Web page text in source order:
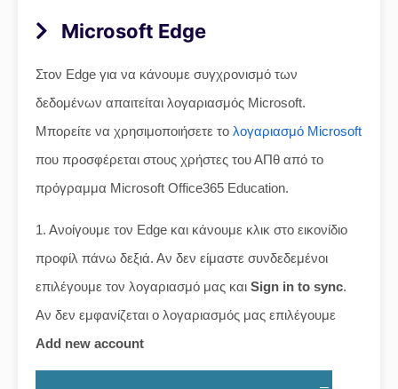
Microsoft Edge
Στον Edge για να κάνουμε συγχρονισμό των
δεδομένων απαιτείται λογαριασμός Microsoft.
Μπορείτε να χρησιμοποιήσετε το λογαριασμό Microsoft
που προσφέρεται στους χρήστες του ΑΠθ από το
πρόγραμμα Microsoft Office365 Education.
1. Ανοίγουμε τον Edge και κάνουμε κλικ στο εικονίδιο
προφίλ πάνω δεξιά. Αν δεν είμαστε συνδεδεμένοι
επιλέγουμε τον λογαριασμό μας και Sign in to sync.
Αν δεν εμφανίζεται ο λογαριασμός μας επιλέγουμε
Add new account